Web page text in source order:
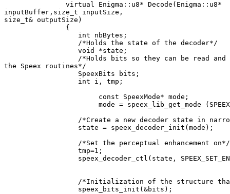
virtual Enigma::u8* Decode(Enigma::u8*
inputBuffer,size_t inputSize,
size_t& outputSize)
{
int nbBytes;
/*Holds the state of the decoder*/
void *state;
/*Holds bits so they can be read and
the Speex routines*/
SpeexBits bits;
int i, tmp;
const SpeexMode* mode;
mode = speex_lib_get_mode
/*Create a new decoder state in
state = speex_decoder_init(mode);
/*Set the perceptual enhancement on*/
tmp=1;
speex_decoder_ctl(state,
/*Initialization of the structure that
speex_bits_init(&bits);